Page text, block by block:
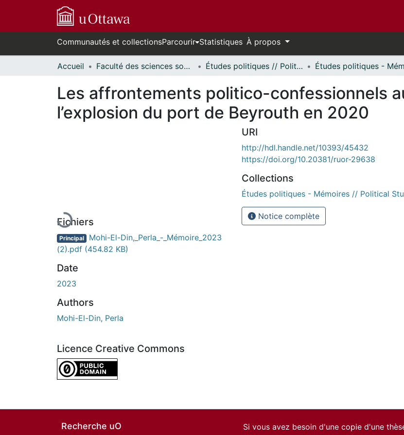
Communautés et collectionsParcourir Statistiques À propos
Accueil Faculté des sciences sociales // Faculty of Social Sciences Études politiques // Political Studies
Les affrontements politico-confessionnels
l’explosion du port de Beyrouth en 2020
Fichiers
Principal Mohi-El-Din,_Perla_-_Mémoire_2023
(2).pdf (454.82 KB)
Date
2023
Authors
Mohi-El-Din, Perla
Licence Creative Commons
CC0 1.0 Universal
URI
http://hdl.handle.net/10393/45432
https://doi.org/10.20381/ruor-29638
Collections
Études politiques - Mémoires // Political
Notice complète
Recherche uO
Si vous avez besoin d'une copie d'une